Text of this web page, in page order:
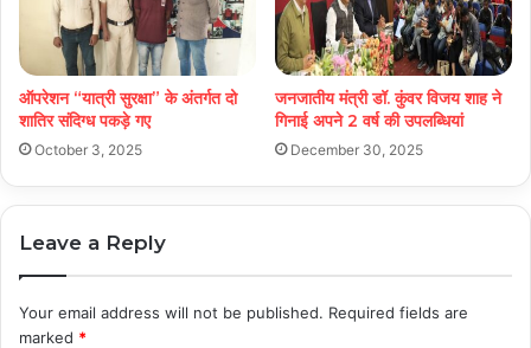
ऑपरेशन “यात्री सुरक्षा” के अंतर्गत दो
शातिर संदिग्ध पकड़े गए
October 3, 2025
जनजातीय मंत्री डॉ. कुंवर विजय शाह ने
गिनाई अपने 2 वर्ष की उपलब्धियां
December 30, 2025
Leave a Reply
Your email address will not be published. Required fields are
marked *